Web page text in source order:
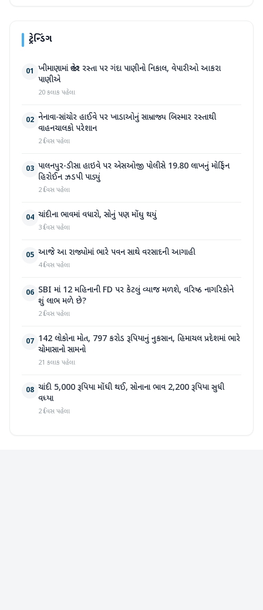
ટ્રેન્ડિંગ
01 ખીમાણામાં જાહેર રસ્તા પર ગંદા પાણીનો નિકાલ, વેપારીઓ આકરા
પાણીએ
20 કલાક પહેલા
02 નેનાવા-સાંચોર હાઈવે પર ખાડાઓનું સામ્રાજ્ય બિસ્માર રસ્તાથી
વાહનચાલકો પરેશાન
2 દિવસ પહેલા
03 પાલનપુર-ડીસા હાઇવે પર એસઓજી પોલીસે 19.80 લાખનું મોર્ફિન
હિરોઈન ઝડપી પાડ્યું
2 દિવસ પહેલા
04 ચાંદીના ભાવમાં વધારો, સોનું પણ મોંઘુ થયું
3 દિવસ પહેલા
05 આજે આ રાજ્યોમાં ભારે પવન સાથે વરસાદની આગાહી
4 દિવસ પહેલા
06 SBI માં 12 મહિનાની FD પર કેટલું વ્યાજ મળશે, વરિષ્ઠ નાગરિકોને
શું લાભ મળે છે?
2 દિવસ પહેલા
07 142 લોકોના મોત, 797 કરોડ રૂપિયાનું નુકસાન, હિમાચલ પ્રદેશમાં ભારે
ચોમાસાનો સામનો
21 કલાક પહેલા
08 ચાંદી 5,000 રૂપિયા મોંઘી થઈ, સોનાના ભાવ 2,200 રૂપિયા સુધી
વધ્યા
2 દિવસ પહેલા